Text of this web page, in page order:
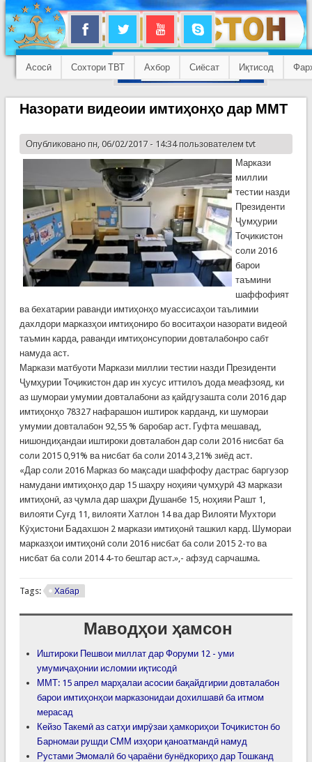
Асосӣ Сохтори ТВТ Ахбор Сиёсат Иқтисод
Назорати видеоии имтиҳонҳо дар ММТ
Опубликовано пн, 06/02/2017 - 14:34 пользователем tvt
Маркази
миллии
тестии назди
Президенти
Ҷумҳурии
Тоҷикистон
соли 2016
барои
таъмини
шаффофият
ва бехатарии раванди имтиҳонҳо муассисаҳои таълимии
дахлдори марказҳои имтиҳониро бо воситаҳои назорати видеоӣ
таъмин карда, раванди имтиҳонсупории довталабонро сабт
намуда аст.
Маркази матбуоти Маркази миллии тестии назди Президенти
Ҷумҳурии Тоҷикистон дар ин хусус иттилоъ дода меафзояд, ки
аз шумораи умумии довталабони аз қайдгузашта соли 2016 дар
имтиҳонҳо 78327 нафарашон иштирок карданд, ки шумораи
умумии довталабон 92,55 % баробар аст. Гуфта мешавад,
нишондиҳандаи иштироки довталабон дар соли 2016 нисбат ба
соли 2015 0,91% ва нисбат ба соли 2014 3,21% зиёд аст.
«Дар соли 2016 Марказ бо мақсади шаффофу дастрас баргузор
намудани имтиҳонҳо дар 15 шаҳру ноҳияи ҷумҳурӣ 43 маркази
имтиҳонӣ, аз ҷумла дар шаҳри Душанбе 15, ноҳияи Рашт 1,
вилояти Суғд 11, вилояти Хатлон 14 ва дар Вилояти Мухтори
Кӯҳистони Бадахшон 2 маркази имтиҳонӣ ташкил кард. Шумораи
марказҳои имтиҳонӣ соли 2016 нисбат ба соли 2015 2-то ва
нисбат ба соли 2014 4-то бештар аст.»,- афзуд сарчашма.
Tags: Хабар
Маводҳои ҳамсон
Иштироки Пешвои миллат дар Форуми 12 - уми
умумиҷаҳонии исломии иқтисодӣ
ММТ: 15 апрел марҳалаи асосии бақайдгирии довталабон
барои имтиҳонҳои марказонидаи дохилшавӣ ба итмом
мерасад
Кейзо Такемӣ аз сатҳи имрӯзаи ҳамкориҳои Тоҷикистон бо
Барномаи рушди СММ изҳори қаноатмандӣ намуд
Рустами Эмомалӣ бо ҷараёни бунёдкориҳо дар Тошканд